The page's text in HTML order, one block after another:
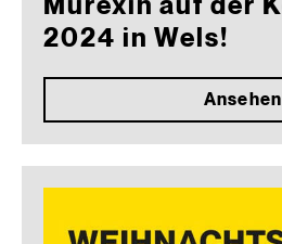
Murexin auf der
2024 in Wels!
Ansehen